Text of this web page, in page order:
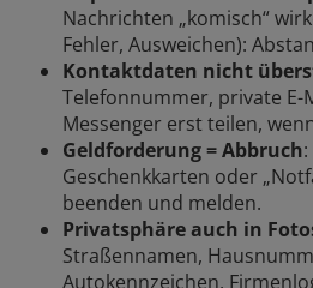
Nachrichten „komisch“
Fehler, Ausweichen):
Kontaktdaten nicht
Telefonnummer, private E-
Messenger erst teilen,
Geldforderung = Abbruch
Geschenkkarten oder
beenden und melden.
Privatsphäre auch in
Straßennamen,
Autokennzeichen,